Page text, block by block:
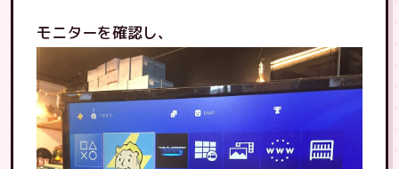
モニターを確認し、